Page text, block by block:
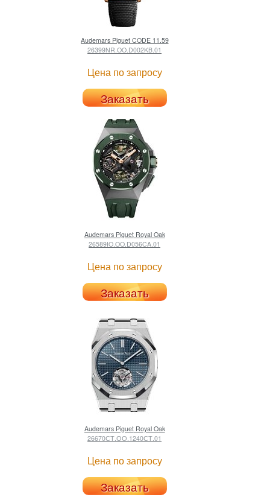
Audemars PiguetCODE 11.59
26399NR.OO.D002KB.01
Цена по запросу
Заказать
Audemars PiguetRoyal Oak
26589IO.OO.D056CA.01
Цена по запросу
Заказать
Audemars PiguetRoyal Oak
26670СТ.ОО.1240СТ.01
Цена по запросу
Заказать